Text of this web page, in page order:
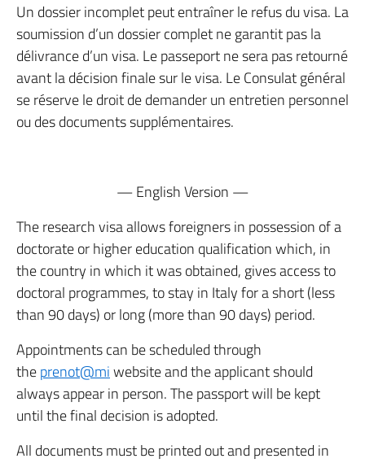
Un dossier incomplet peut entraîner le refus du visa. La
soumission d’un dossier complet ne garantit pas la
délivrance d’un visa. Le passeport ne sera pas retourné
avant la décision finale sur le visa. Le Consulat général
se réserve le droit de demander un entretien personnel
ou des documents supplémentaires.
— English Version —
The research visa allows foreigners in possession of a
doctorate or higher education qualification which, in
the country in which it was obtained, gives access to
doctoral programmes, to stay in Italy for a short (less
than 90 days) or long (more than 90 days) period.
Appointments can be scheduled through
theprenot@miwebsite and the applicant should
always appear in person. The passport will be kept
until the final decision is adopted.
All documents must be printed out and presented in